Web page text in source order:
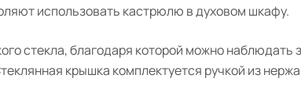
использовать кастрюлю в духовом шкафу.
стекла, благодаря которой можно наблюдать
крышка комплектуется ручкой из